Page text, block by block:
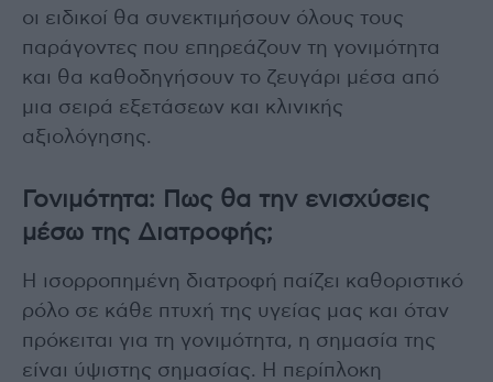
οι ειδικοί θα συνεκτιμήσουν όλους τους
παράγοντες που επηρεάζουν τη γονιμότητα
και θα καθοδηγήσουν το ζευγάρι μέσα από
μια σειρά εξετάσεων και κλινικής
αξιολόγησης.
Γονιμότητα: Πως θα την ενισχύσεις
μέσω της Διατροφής;
Η ισορροπημένη διατροφή παίζει καθοριστικό
ρόλο σε κάθε πτυχή της υγείας μας και όταν
πρόκειται για τη γονιμότητα, η σημασία της
είναι ύψιστης σημασίας. Η περίπλοκη